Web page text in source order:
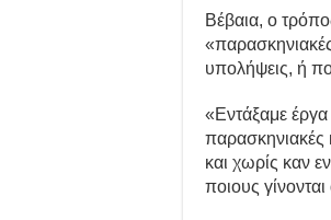
Βέβαια, ο
υπολήψεις, ή
«Εντάξαμε
παρασκηνιακές
και χωρίς καν
ποιους